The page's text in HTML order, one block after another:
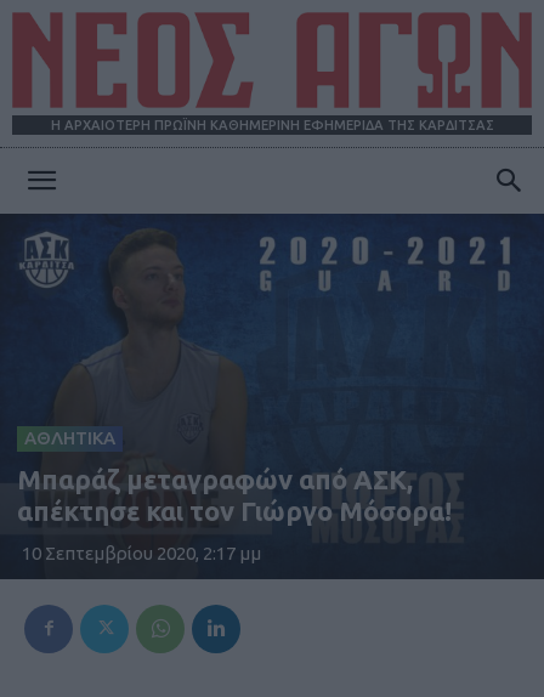
Η ΑΡΧΑΙΟΤΕΡΗ ΠΡΩΪΝΗ ΚΑΘΗΜΕΡΙΝΗ ΕΦΗΜΕΡΙΔΑ ΤΗΣ ΚΑΡΔΙΤΣΑΣ
ΑΘΛΗΤΙΚΑ
Μπαράζ μεταγραφών από ΑΣΚ,
απέκτησε και τον Γιώργο Μόσορα!
10 Σεπτεμβρίου 2020, 2:17 μμ